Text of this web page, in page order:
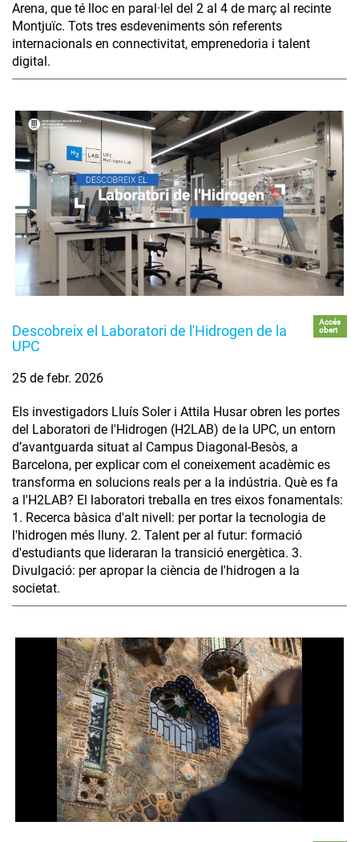
Arena, que té lloc en paral·lel del 2 al 4 de març al recinte
Montjuïc. Tots tres esdeveniments són referents
internacionals en connectivitat, emprenedoria i talent
digital.
Descobreix el Laboratori de l'Hidrogen de la
UPC
Accés
obert
25 de febr. 2026
Els investigadors Lluís Soler i Attila Husar obren les portes
del Laboratori de l'Hidrogen (H2LAB) de la UPC, un entorn
d’avantguarda situat al Campus Diagonal-Besòs, a
Barcelona, per explicar com el coneixement acadèmic es
transforma en solucions reals per a la indústria. Què es fa
a l'H2LAB? El laboratori treballa en tres eixos fonamentals:
1. Recerca bàsica d'alt nivell: per portar la tecnologia de
l'hidrogen més lluny. 2. Talent per al futur: formació
d'estudiants que lideraran la transició energètica. 3.
Divulgació: per apropar la ciència de l'hidrogen a la
societat.